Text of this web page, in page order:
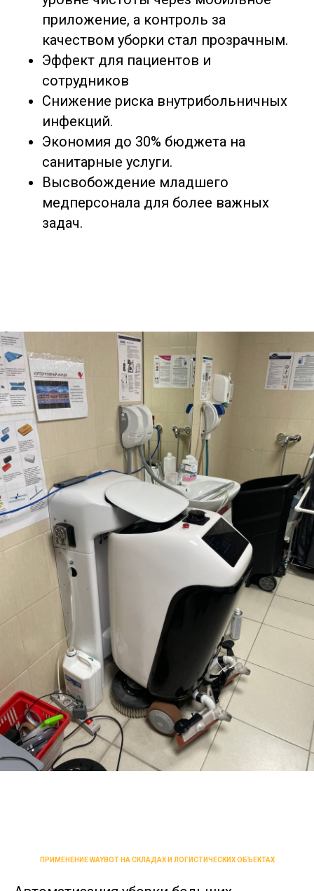
приложение, а контроль за
качеством уборки стал прозрачным.
Эффект для пациентов и
сотрудников
Снижение риска внутрибольничных
инфекций.
Экономия до 30% бюджета на
санитарные услуги.
Высвобождение младшего
медперсонала для более важных
задач.
ПРИМЕНЕНИЕ WAYBOT НА СКЛАДАХ И ЛОГИСТИЧЕСКИХ ОБЪЕКТАХ